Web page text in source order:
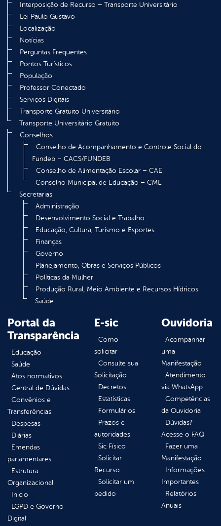
Interposição de Recurso – Transporte Universitário
Lei Paulo Gustavo
Localização
Notícias
Perguntas Frequentes
Pontos Turísticos
População
Professor Conectado
Serviços Digitais
Transporte Gratuito Universitário
Transporte Universitário Gratuito
Conselhos
Conselho de Acompanhamento e Controle Social do
Fundeb – CACS/FUNDEB
Conselho de Alimentação Escolar – CAE
Conselho Municipal de Educação – CME
Secretarias
Administração
Desenvolvimento Social e Trabalho
Educação, Cultura, Turismo e Esportes
Finanças
Governo
Planejamento, Obras e Serviços Públicos
Políticas da Mulher
Produção Rural, Meio Ambiente e Recursos Hídricos
Saúde
Portal da
Transparência
Educação
Saúde
Atos normativos
Central de Dúvidas
Convênios e
Transferências
Despesas
Diárias
Emendas
parlamentares
Estrutura
Organizacional
Inicio
LGPD e Governo
Digital
E-sic
Como
solicitar
Consulte sua
Solicitação
Decretos
Estatísticas
Formulários
Prazos e
autoridades
Sic Físico
Solicitar
Recurso
Solicitar um
pedido
Ouvidoria
Acompanhar
uma
Manifestação
Atendimento
via WhatsApp
Competências
da Ouvidoria
Dúvidas?
Acesse o FAQ
Fazer uma
Manifestação
Informações
Importantes
Relatórios
Anuais